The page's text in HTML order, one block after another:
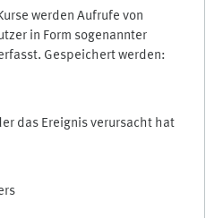
werden Aufrufe von
in Form sogenannter
Gespeichert werden:
das Ereignis verursacht hat